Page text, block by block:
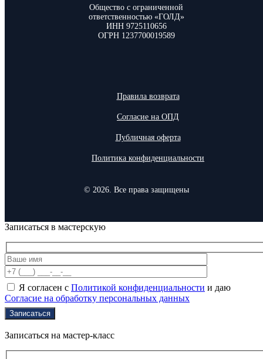
Общество с ограниченной
ответственностью «ГОЛД»
ИНН 9725110656
ОГРН 1237700019589
Правила возврата
Согласие на ОПД
Публичная оферта
Политика конфиденциальности
© 2026. Все права защищены
Записаться в мастерскую
Я согласен с Политикой конфиденциальности и даю
Согласие на обработку персональных данных
Записаться на мастер-класс